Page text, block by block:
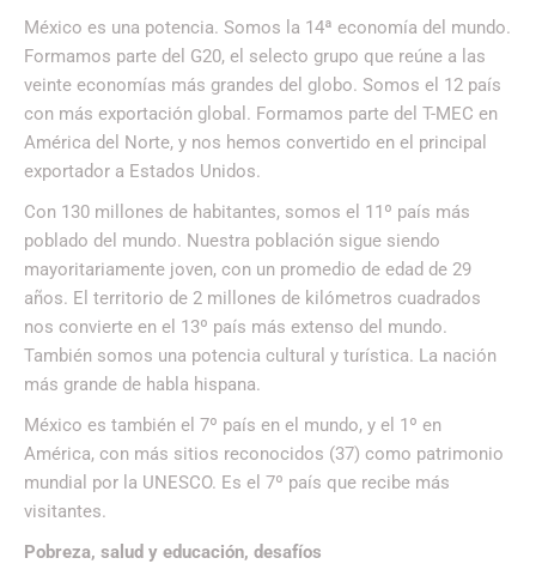
México es una potencia. Somos la 14ª economía del mundo.
Formamos parte del G20, el selecto grupo que reúne a las
veinte economías más grandes del globo. Somos el 12 país
con más exportación global. Formamos parte del T-MEC en
América del Norte, y nos hemos convertido en el principal
exportador a Estados Unidos.
Con 130 millones de habitantes, somos el 11º país más
poblado del mundo. Nuestra población sigue siendo
mayoritariamente joven, con un promedio de edad de 29
años. El territorio de 2 millones de kilómetros cuadrados
nos convierte en el 13º país más extenso del mundo.
También somos una potencia cultural y turística. La nación
más grande de habla hispana.
México es también el 7º país en el mundo, y el 1º en
América, con más sitios reconocidos (37) como patrimonio
mundial por la UNESCO. Es el 7º país que recibe más
visitantes.
Pobreza, salud y educación, desafíos